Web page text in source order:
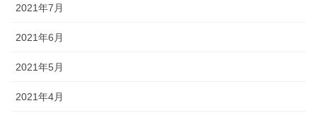
2021年7月
2021年6月
2021年5月
2021年4月